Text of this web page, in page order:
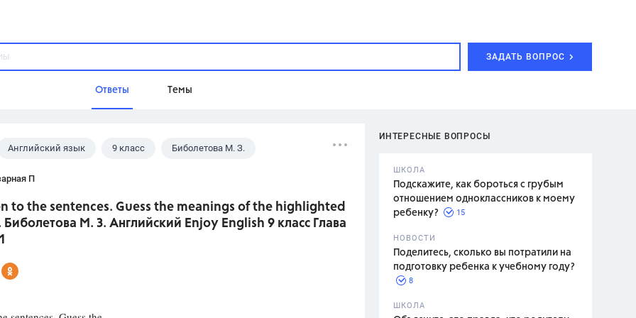
ЗАДАТЬ ВОПРОС
Ответы Темы
Домашнее задание
Школа
ИНТЕРЕСНЫЕ ВОПРОСЫ
ШКОЛА
Подскажите, как бороться с грубым
отношением одноклассников к моему
ребенку?
15
НОВОСТИ
Поделитесь, сколько вы потратили на
подготовку ребенка к учебному году?
8
ШКОЛА
Английский язык 9 класс Биболетова М. З.
П
to the sentences. Guess the meanings of the highlighted
М. З. Английский Enjoy English 9 класс Глава